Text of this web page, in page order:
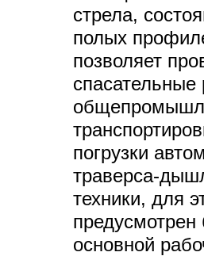
стрела,
полых
позволяет
погрузки
траверса-
техники, для
основной